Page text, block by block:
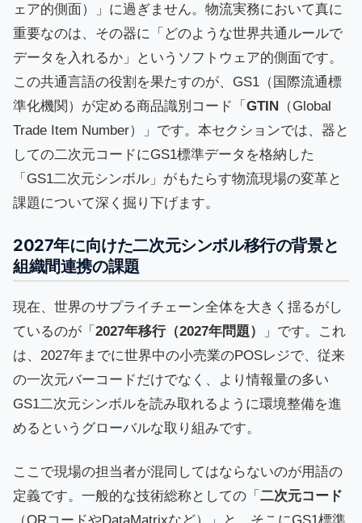
ェア的側面）」に過ぎません。物流実務において真に
重要なのは、その器に「どのような世界共通ルールで
データを入れるか」というソフトウェア的側面です。
この共通言語の役割を果たすのが、GS1（国際流通標
準化機関）が定める商品識別コード「 GTIN （Global
Trade Item Number）」です。本セクションでは、器と
しての二次元コードにGS1標準データを格納した
「GS1二次元シンボル」がもたらす物流現場の変革と
課題について深く掘り下げます。
2027年に向けた二次元シンボル移行の背景と
組織間連携の課題
現在、世界のサプライチェーン全体を大きく揺るがし
ているのが「 2027年移行（2027年問題）
」です。これ
は、2027年までに世界中の小売業のPOSレジで、従来
の一次元バーコードだけでなく、より情報量の多い
GS1二次元シンボルを読み取れるように環境整備を進
めるというグローバルな取り組みです。
ここで現場の担当者が混同してはならないのが用語の
定義です。一般的な技術総称としての「 二次元コード